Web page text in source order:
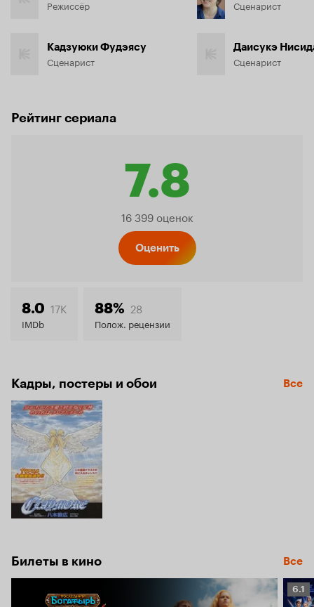
Режиссёр
Кадзуюки Фудэясу
Сценарист
Сценарист
Даисукэ
Сценарист
Рейтинг сериала
7.8
Рейтинг
7.8
16 399 оценок
Оценить
8.0 17K
IMDb
88% 28
Полож. рецензии
Кадры, постеры и обои Все
Билеты в кино Все
6.1